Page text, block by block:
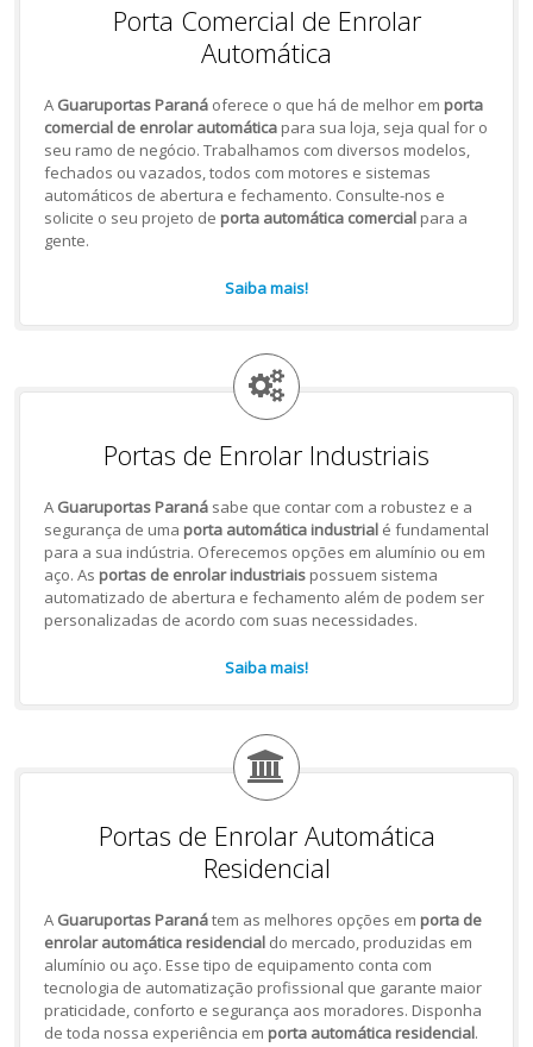
Porta Comercial de Enrolar
Automática
A Guaruportas Paranáoferece o que há de melhor em porta
comercial de enrolar automáticapara sua loja, seja qual for o
seu ramo de negócio. Trabalhamos com diversos modelos,
fechados ou vazados, todos com motores e sistemas
automáticos de abertura e fechamento. Consulte-nos e
solicite o seu projeto de porta automática comercialpara a
gente.
Saiba mais!
Portas de Enrolar Industriais
A Guaruportas Paranásabe que contar com a robustez e a
segurança de uma porta automática industrialé fundamental
para a sua indústria. Oferecemos opções em alumínio ou em
aço. As portas de enrolar industriaispossuem sistema
automatizado de abertura e fechamento além de podem ser
personalizadas de acordo com suas necessidades.
Saiba mais!
Portas de Enrolar Automática
Residencial
A Guaruportas Paranátem as melhores opções em porta de
enrolar automática residencialdo mercado, produzidas em
alumínio ou aço. Esse tipo de equipamento conta com
tecnologia de automatização profissional que garante maior
praticidade, conforto e segurança aos moradores. Disponha
de toda nossa experiência em porta automática residencial.